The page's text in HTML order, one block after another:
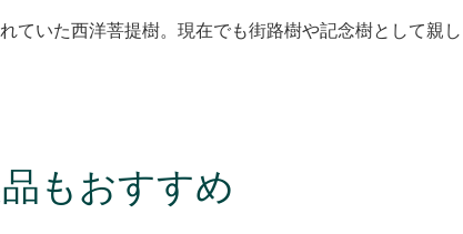
ていた西洋菩提樹。現在でも街路樹や記念樹として親
もおすすめ